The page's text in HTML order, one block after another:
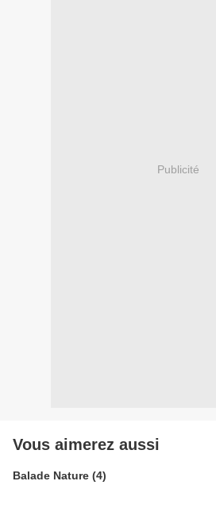
Publicité
Vous aimerez aussi
Balade Nature (4)